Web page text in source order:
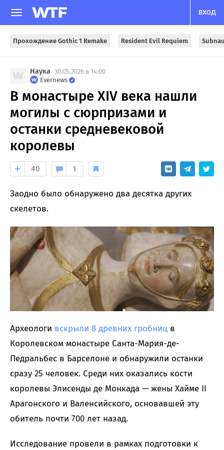
ВХОД
Прохождение Gothic 1 Remake Resident Evil Requiem
Наука 30.05.2026 в 14:00
Evernews
В монастыре XIV века нашли
могилы с сюрпризами и
останки средневековой
королевы
40 1
Заодно было обнаружено два десятка других
скелетов.
Археологи вскрыли 8 древних гробниц в
Королевском монастыре Санта-Мария-де-
Педральбес в Барселоне и обнаружили останки
сразу 25 человек. Среди них оказались кости
королевы Элисенды де Монкада — жены Хайме II
Арагонского и Валенсийского, основавшей эту
обитель почти 700 лет назад.
Исследование провели в рамках подготовки к